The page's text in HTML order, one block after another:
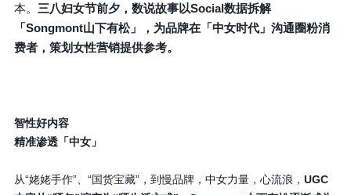
本。 三八妇女节前夕，数说故事以Social数据拆解
「Songmont山下有松」，为品牌在「中女时代」沟通圈粉消
费者，策划女性营销提供参考。
智性好内容
精准渗透「中女」
从“姥姥手作”、“国货宝藏”，到慢品牌，中女力量，心流浪， UGC